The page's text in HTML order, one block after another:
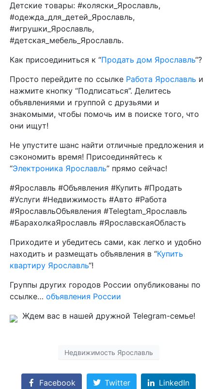
Детские товары: #коляски_Ярославль,
#одежда_для_детей_Ярославль,
#игрушки_Ярославль,
#детская_мебель_Ярославль.
Как присоединиться к “Продать дом Ярославль“?
Просто перейдите по ссылке Работа Ярославль и
нажмите кнопку “Подписаться”. Делитесь
объявлениями и группой с друзьями и
знакомыми, чтобы помочь им в поиске того, что
они ищут!
Не упустите шанс найти отличные предложения и
сэкономить время! Присоединяйтесь к
“Электроника Ярославль” прямо сейчас!
#Ярославль #Объявления #Купить #Продать
#Услуги #Недвижимость #Авто #Работа
#ЯрославльОбъявления #Telegtam_Ярославль
#БарахолкаЯрославль #ЯрославскаяОбласть
Приходите и убедитесь сами, как легко и удобно
находить и размещать объявления в “Купить
квартиру Ярославль“!
Группы других городов России опубликованы по
ссылке… объявления России
Ждем вас в нашей дружной Telegram-семье!
Недвижимость Ярославль
Facebook Twitter LinkedIn